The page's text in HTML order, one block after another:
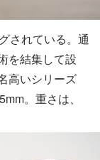
されている。通
を結集して設
高いシリーズ
。重さは、